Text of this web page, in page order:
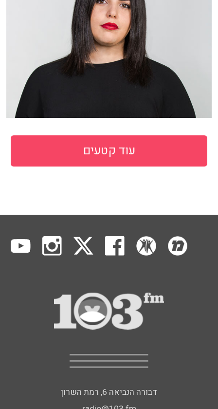
עוד קטעים
דבורה הנביאה 6, רמת השרון